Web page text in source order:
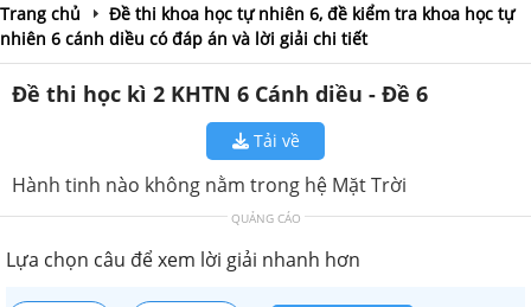
Trang chủ
Đề thi khoa học tự nhiên 6, đề kiểm tra khoa học tự
nhiên 6 cánh diều có đáp án và lời giải chi tiết
Đề thi học kì 2 KHTN 6 Cánh diều - Đề 6
Tải về
Hành tinh nào không nằm trong hệ Mặt Trời
QUẢNG CÁO
Lựa chọn câu để xem lời giải nhanh hơn